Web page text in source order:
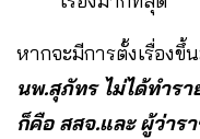
หากจะมีการตั้งเรื่องขึ้
นพ.สุภัทร ไม่ได้ทำร
ก็คือ สสจ.และ ผู้ว่าร